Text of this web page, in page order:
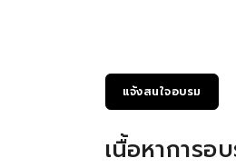
แจ้งสนใจอบรม
เนื้อหาการอ